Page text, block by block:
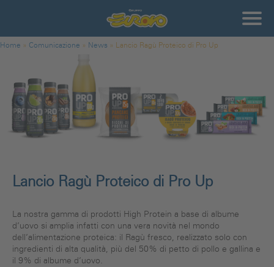
Tu sei qui
Home » Comunicazione » News » Lancio Ragù Proteico di Pro Up
Lancio Ragù Proteico di Pro Up
La nostra gamma di prodotti High Protein a base di albume
d’uovo si amplia infatti con una vera novità nel mondo
dell’alimentazione proteica: il Ragù fresco, realizzato solo con
ingredienti di alta qualità, più del 50% di petto di pollo e gallina e
il 9% di albume d’uovo.